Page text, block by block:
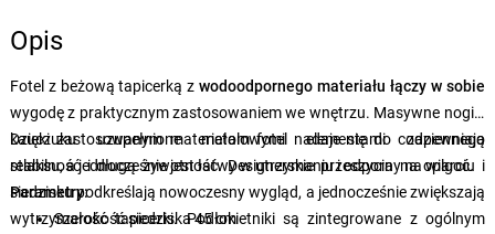
Opis
Fotel z beżową tapicerką z wodoodpornego materiału łączy w sobie
wygodę z praktycznym zastosowaniem we wnętrzu. Masywne nogi z
kauczuku uzupełnione metalowymi elementami zapewniają
stabilność i długą żywotność. Designerskie przeszycia na oparciu i
siedzisku podkreślają nowoczesny wygląd, a jednocześnie zwiększają
wytrzymałość tapicerki. Podłokietniki są zintegrowane z ogólnym
Dzięki zastosowanym materiałom fotel nadaje się do codziennego
relaksu, a jednocześnie jest łatwy w utrzymaniu i odporny na wilgoć.
Parametry:
Szerokość siedziska45 cm